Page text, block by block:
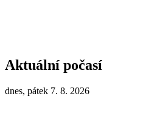
Aktuální počasí
dnes, pátek 7. 8. 2026